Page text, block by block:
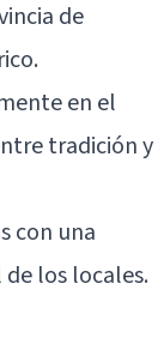
de
en el
tradición y
con una
los locales.